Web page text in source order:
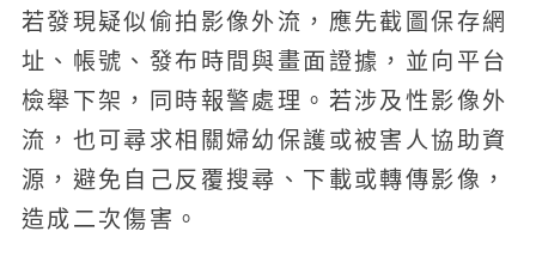
若發現疑似偷拍影像外流，應先截圖保存網
址、帳號、發布時間與畫面證據，並向平台
檢舉下架，同時報警處理。若涉及性影像外
流，也可尋求相關婦幼保護或被害人協助資
源，避免自己反覆搜尋、下載或轉傳影像，
造成二次傷害。